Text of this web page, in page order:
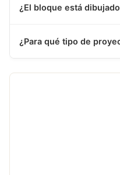
¿El bloque está
¿Para qué tipo de